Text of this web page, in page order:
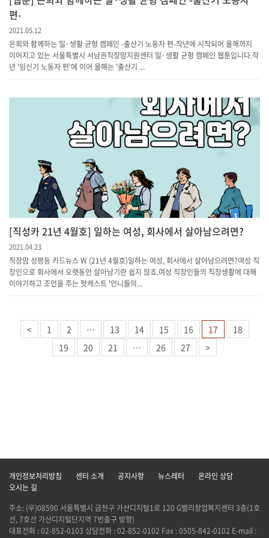
편-
2021.05.12
은희와 함께하는 일·생활 균형 캠페인 -출산기 노동자 편-작년에 시작되어 올해까지
이어지고 있는 서울특별시 서남권직장맘지원센터 일·생활 균형 캠페인 웹툰입니다.작
년 '임신기 노동자 편'에 이어 올해는 '출산기 ...
[직성카 21년 4월호] 일하는 여성, 회사에서 살아남으려면?
2021.04.23
직장맘 성평등 카드뉴스 W (21년 4월호)일하는 여성, 회사에서 살아남으려면?여성 직
장인으로 회사에서 오랫동안 살아남기란 쉽지 않죠.​여성 직장인들의 직장생활에 대해
이야기하고 조언을 주는 팟캐스트 '언니들의...
< 1 2 … 13 14 15 16 17
18
19
20 21 … 26 27 >
개인정보처리방침 센터 소개 공지사항 뉴스레터
온라인 상담
오시는 길
주소: (우)08590 서울특별시 금천구 가산디지털1로 120 G밸리창업복지센터 3층(1호
선, 7호선 가산디지털단지역 7번출구 방향)
대표전화 : 02-852-0103 상담전화 : 02-852-0102 Fax : 0505-842-0102 E-mail :